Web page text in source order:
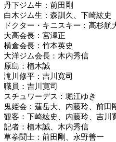
丹下ジム生：前田剛
白木ジム生：森訓久、下崎紘史
ドクター・キニスキー：高杉航
大高会長：宮澤正
横倉会長：竹本英史
大洋ジム会長：木内秀信
原島：植木誠
滝川修平：吉川寛司
職員：吉川寛司
スチュワーデス：堀江ゆき
鬼姫会：蓮岳大、内藤玲、前田
観客：下崎紘史、内藤玲、吉川
記者：植木誠、木内秀信
草拳闘士：前田剛、永野善一